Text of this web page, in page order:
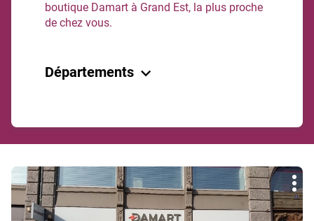
boutique Damart à Grand Est, la plus proche
de chez vous.
Départements
Marne Meurthe-Et-Moselle
Moselle
Retour à France
Appuyer
sur
la